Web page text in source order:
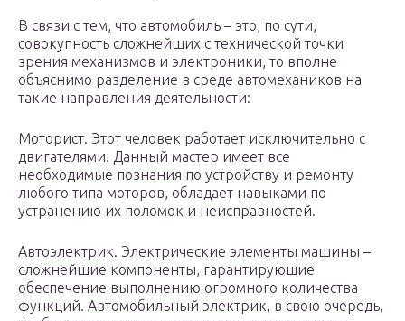
В связи с тем, что автомобиль – это, по сути,
совокупность сложнейших с технической точки
зрения механизмов и электроники, то вполне
объяснимо разделение в среде автомехаников на
такие направления деятельности:
Моторист. Этот человек работает исключительно с
двигателями. Данный мастер имеет все
необходимые познания по устройству и ремонту
любого типа моторов, обладает навыками по
устранению их поломок и неисправностей.
Автоэлектрик. Электрические элементы машины –
сложнейшие компоненты, гарантирующие
обеспечение выполнению огромного количества
функций. Автомобильный электрик, в свою очередь,